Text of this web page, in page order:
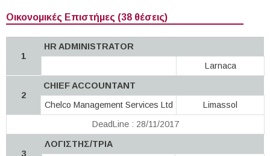
Οικονομικές Επιστήμες (38 θέσεις)
1
HR ADMINISTRATOR
Larnaca
2
CHIEF ACCOUNTANT
Chelco Management Services Ltd
Limassol
DeadLine : 28/11/2017
3
ΛΟΓΙΣΤΗΣ/ΤΡΙΑ